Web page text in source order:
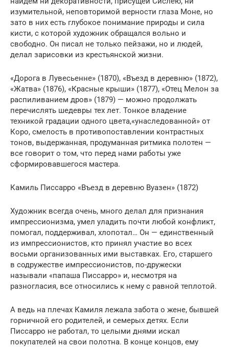
изумительной, неповторимой верности глаза Моне, но
зато в них есть глубокое понимание природы и сила
кисти, с которой художник обращался вольно и
свободно. Он писал не только пейзажи, но и людей,
делал зарисовки из крестьянской жизни.
«Дорога в Лувесьенне» (1870), «Въезд в деревню» (1872),
«Жатва» (1876), «Красные крыши» (1877), «Отец Мелон за
распиливанием дров» (1879) — можно продолжать
перечислять шедевры тех лет. Тонкое владение
техникой градации одного цвета,«унаследованной» от
Коро, смелость в противопоставлении контрастных
тонов, выдержанная, продуманная ритмика полотен —
все говорит о том, что перед нами работы уже
сформировавшегося мастера.
Камиль Писсарро «Въезд в деревню Вуазен» (1872)
Художник всегда очень, много делал для признания
импрессионизма, умел уладить почти любой конфликт,
помогал, поддерживал, хлопотал… Он — единственный
из импрессионистов, кто принял участие во всех
восьми организованных ими выставках. Его, старшего
в содружестве импрессионистов, по-дружески
называли «папаша Писсарро» и, несмотря на
разногласия, все относились к нему с равной теплотой.
А ведь на плечах Камиля лежала забота о жене, бывшей
горничной его родителей, и семерых детях. Если
Писсарро не работал, то целыми днями искал
покупателей на свои полотна. В конце концов, ему